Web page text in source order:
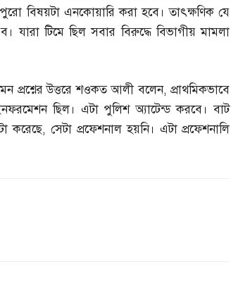
বিষয়টা এনকোয়ারি করা হবে। তাৎক্ষণিক যে
যারা টিমে ছিল সবার বিরুদ্ধে বিভাগীয় মামলা
প্রশ্নের উত্তরে শওকত আলী বলেন,প্রাথমিকভাবে
ছিল। এটা পুলিশ অ্যাটেন্ড করবে। বাট
করেছে,সেটা প্রফেশনাল হয়নি। এটা প্রফেশনালি